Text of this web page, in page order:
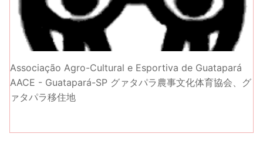
Associação Agro-Cultural e Esportiva de Guatapará
AACE - Guatapará-SP グァタパラ農事文化体育協会、グ
ァタパラ移住地